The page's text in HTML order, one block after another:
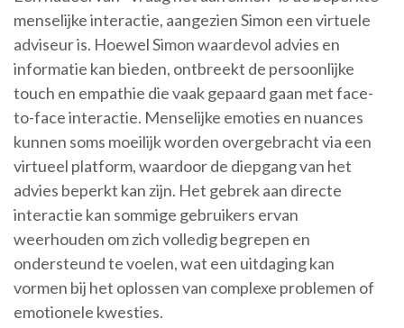
menselijke interactie, aangezien Simon een virtuele
adviseur is. Hoewel Simon waardevol advies en
informatie kan bieden, ontbreekt de persoonlijke
touch en empathie die vaak gepaard gaan met face-
to-face interactie. Menselijke emoties en nuances
kunnen soms moeilijk worden overgebracht via een
virtueel platform, waardoor de diepgang van het
advies beperkt kan zijn. Het gebrek aan directe
interactie kan sommige gebruikers ervan
weerhouden om zich volledig begrepen en
ondersteund te voelen, wat een uitdaging kan
vormen bij het oplossen van complexe problemen of
emotionele kwesties.